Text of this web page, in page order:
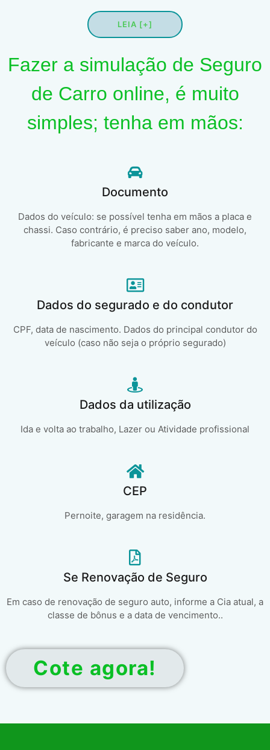
LEIA [+]
Fazer a simulação de Seguro
de Carro online, é muito
simples; tenha em mãos:
Documento
Dados do veículo: se possível tenha em mãos a placa e
chassi. Caso contrário, é preciso saber ano, modelo,
fabricante e marca do veículo.
Dados do segurado e do condutor
CPF, data de nascimento. Dados do principal condutor do
veículo (caso não seja o próprio segurado)
Dados da utilização
Ida e volta ao trabalho, Lazer ou Atividade profissional
CEP
Pernoite, garagem na residência.
Se Renovação de Seguro
Em caso de renovação de seguro auto, informe a Cia atual, a
classe de bônus e a data de vencimento..
Cote agora!